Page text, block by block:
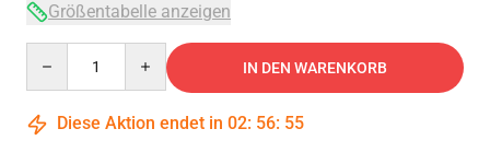
Größentabelle anzeigen
IN DEN WARENKORB
Diese Aktion endet in 02: 56: 54